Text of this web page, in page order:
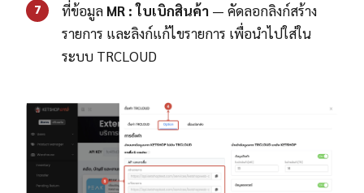
7 ที่ข้อมูล MR : ใบเบิกสินค้า — คัดลอกลิงก์สร้าง
รายการ และลิงก์แก้ไขรายการ เพื่อนำไปใส่ใน
ระบบ TRCLOUD